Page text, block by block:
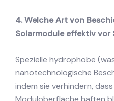
4. Welche Art von
Solarmodule effektiv vor
Spezielle hydrophobe
nanotechnologische
indem sie verhindern,